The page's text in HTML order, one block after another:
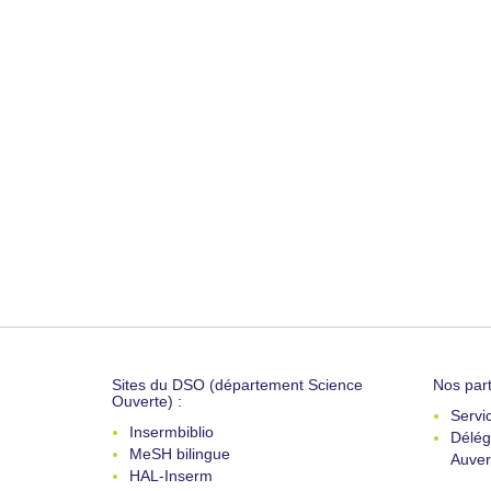
Sites du DSO (département Science
Ouverte) :
Insermbiblio
MeSH bilingue
HAL-Inserm
Nos